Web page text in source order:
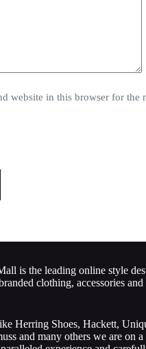
website in this browser for the
is the leading online style
clothing, accessories and
Herring Shoes, Hackett,
and many others we are on a